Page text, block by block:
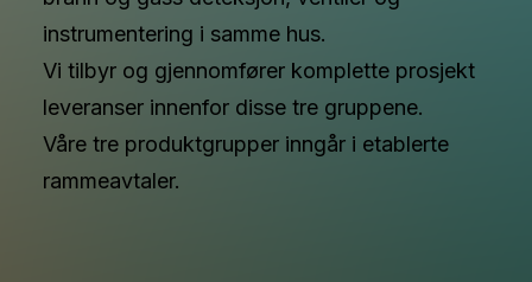
instrumentering i samme hus.
Vi tilbyr og gjennomfører komplette prosjekt
leveranser innenfor disse tre gruppene.
Våre tre produktgrupper inngår i etablerte
rammeavtaler.